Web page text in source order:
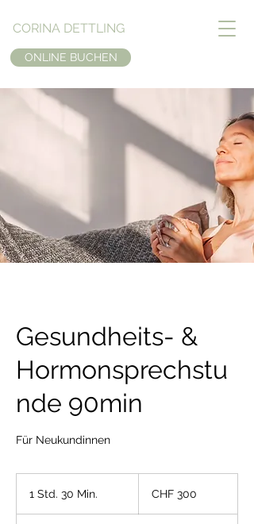
CORINA DETTLING
ONLINE BUCHEN
Gesundheits- &
Hormonsprechstu
nde 90min
Für Neukundinnen
1 Std. 30 Min.
Franken
CHF 300